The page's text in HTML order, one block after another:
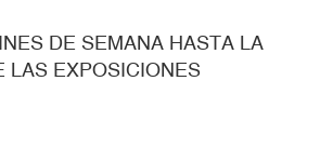
DE SEMANA HASTA LA
LAS EXPOSICIONES